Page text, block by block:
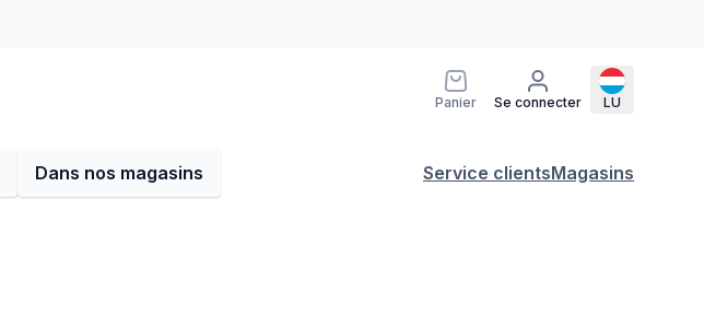
Panier Se connecter LU
Dans nos magasins Service clientsMagasins